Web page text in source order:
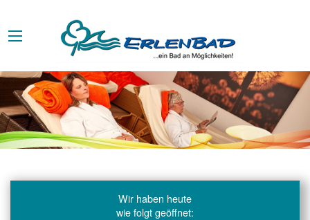
Wir haben heute
wie folgt geöffnet: